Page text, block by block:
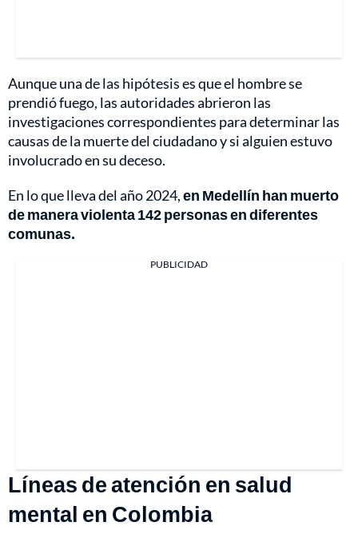
Aunque una de las hipótesis es que el hombre se
prendió fuego, las autoridades abrieron las
investigaciones correspondientes para determinar las
causas de la muerte del ciudadano y si alguien estuvo
involucrado en su deceso.
En lo que lleva del año 2024,en Medellín han muerto
de manera violenta 142 personas en diferentes
comunas.
PUBLICIDAD
Líneas de atención en salud
mental en Colombia